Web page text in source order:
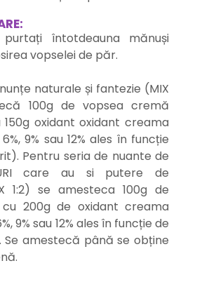
întotdeauna mănuși
vopselei de păr.
naturale și fantezie (MIX
100g de vopsea cremă
150g oxidant oxidant creama
6%, 9% sau 12% ales în funcție
Pentru seria de nuante de
care au si putere de
1:2) se amesteca 100g de
200g de oxidant creama
9% sau 12% ales în funcție de
amestecă până se obține